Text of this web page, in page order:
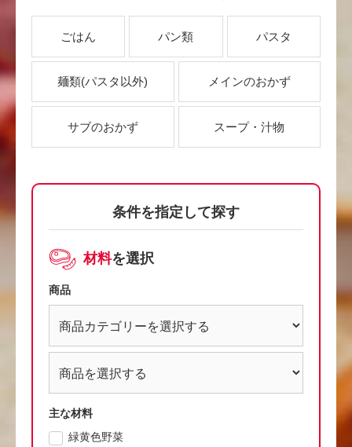
ごはん パン類 パスタ
麺類(パスタ以外) メインのおかず
サブのおかず スープ・汁物
条件を指定して探す
材料を選択
商品
主な材料
緑黄色野菜